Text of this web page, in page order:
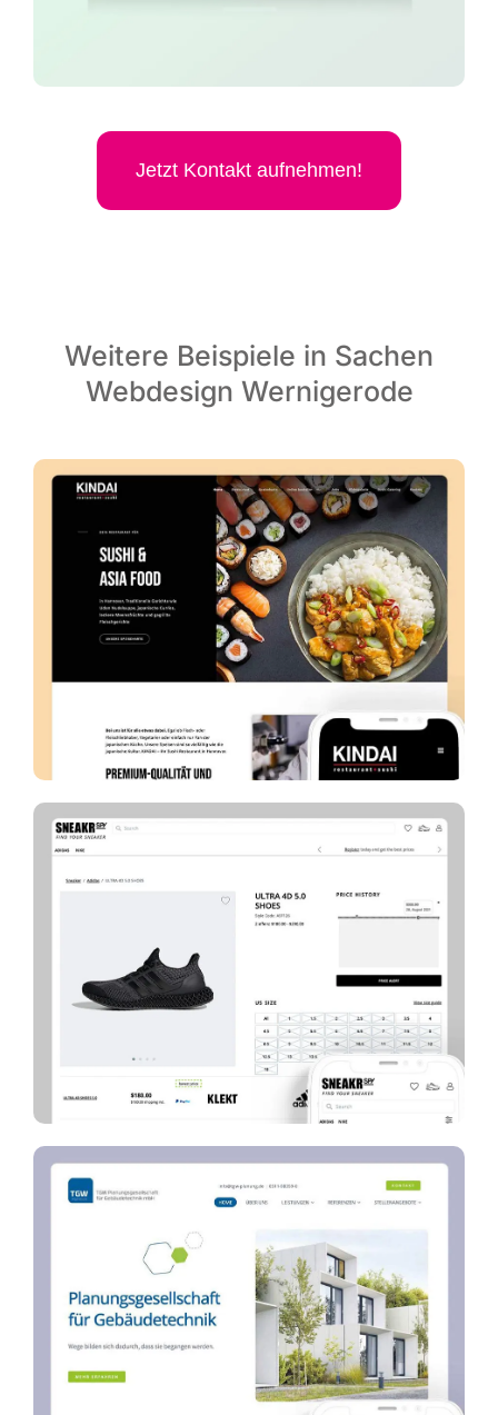
Jetzt Kon­takt aufnehmen!
Weitere Beispiele in Sachen
Webdesign Wernigerode